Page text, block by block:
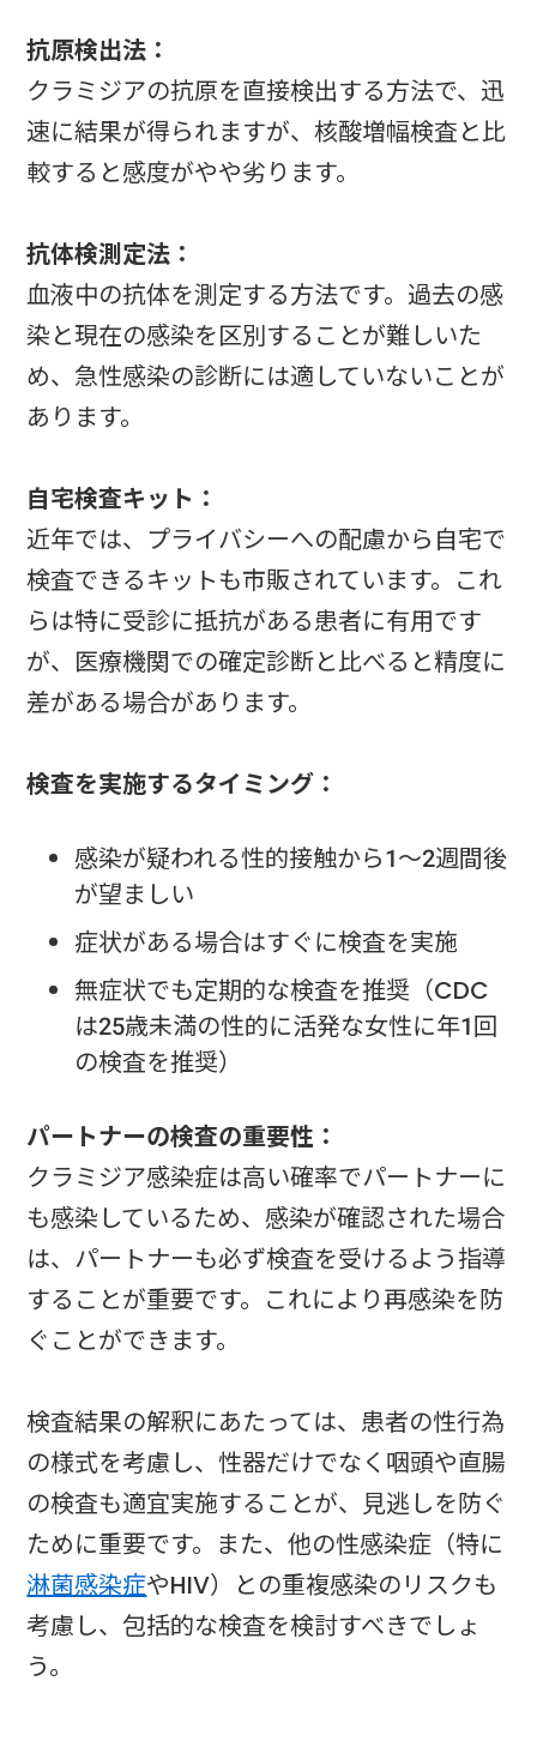
抗原検出法：
クラミジアの抗原を直接検出する方法で、迅
速に結果が得られますが、核酸増幅検査と比
較すると感度がやや劣ります。
抗体検測定法：
血液中の抗体を測定する方法です。過去の感
染と現在の感染を区別することが難しいた
め、急性感染の診断には適していないことが
あります。
自宅検査キット：
近年では、プライバシーへの配慮から自宅で
検査できるキットも市販されています。これ
らは特に受診に抵抗がある患者に有用です
が、医療機関での確定診断と比べると精度に
差がある場合があります。
検査を実施するタイミング：
感染が疑われる性的接触から1～2週間後
が望ましい
症状がある場合はすぐに検査を実施
無症状でも定期的な検査を推奨（CDC
は25歳未満の性的に活発な女性に年1回
の検査を推奨）
パートナーの検査の重要性：
クラミジア感染症は高い確率でパートナーに
も感染しているため、感染が確認された場合
は、パートナーも必ず検査を受けるよう指導
することが重要です。これにより再感染を防
ぐことができます。
検査結果の解釈にあたっては、患者の性行為
の様式を考慮し、性器だけでなく咽頭や直腸
の検査も適宜実施することが、見逃しを防ぐ
ために重要です。また、他の性感染症（特に
淋菌感染症やHIV）との重複感染のリスクも
考慮し、包括的な検査を検討すべきでしょ
う。